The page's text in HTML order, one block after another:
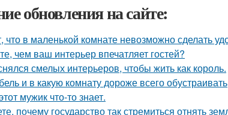
обновления на сайте:
что в маленькой комнате невозможно сделать
чем ваш интерьер впечатляет гостей?
смелых интерьеров, чтобы жить как король.
и в какую комнату дороже всего
мужик что-то знает.
почему государство так стремиться отнять